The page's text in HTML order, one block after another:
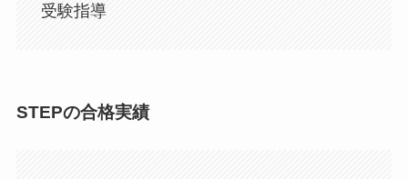
受験指導
STEPの合格実績